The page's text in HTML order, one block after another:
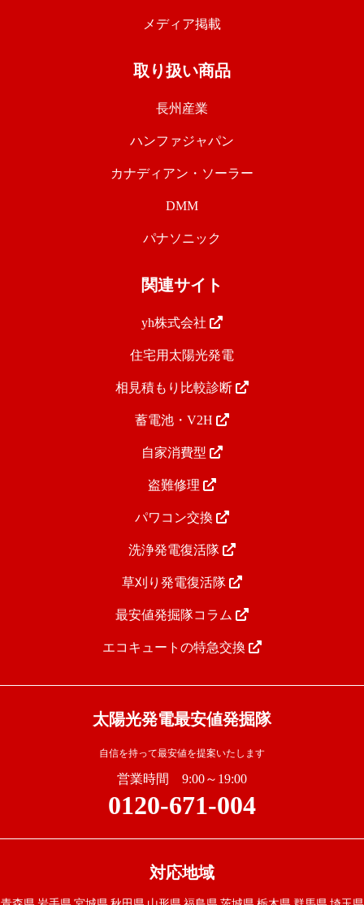
メディア掲載
取り扱い商品
長州産業
ハンファジャパン
カナディアン・ソーラー
DMM
パナソニック
関連サイト
yh株式会社
住宅用太陽光発電
相見積もり比較診断
蓄電池・V2H
自家消費型
盗難修理
パワコン交換
洗浄発電復活隊
草刈り発電復活隊
最安値発掘隊コラム
エコキュートの特急交換
太陽光発電最安値発掘隊
自信を持って最安値を提案いたします
営業時間 9:00～19:00
0120-671-004
対応地域